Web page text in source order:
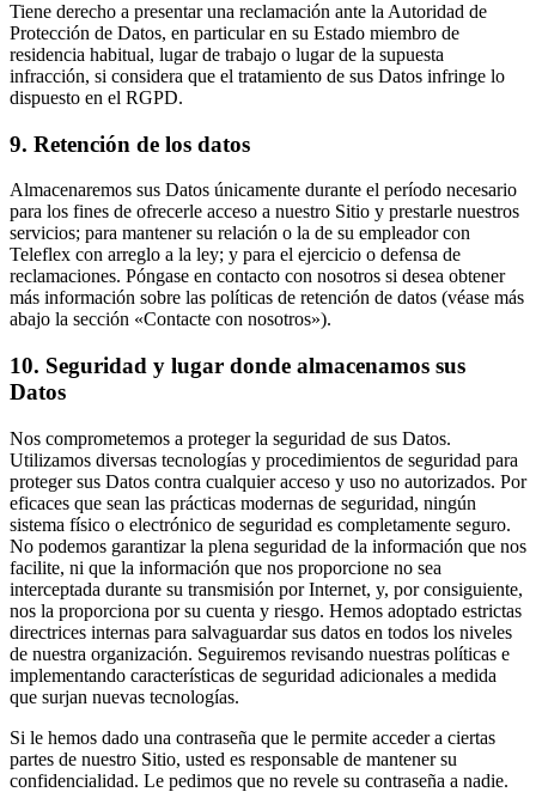
Tiene derecho a presentar una reclamación ante la Autoridad de
Protección de Datos, en particular en su Estado miembro de
residencia habitual, lugar de trabajo o lugar de la supuesta
infracción, si considera que el tratamiento de sus Datos infringe lo
dispuesto en el RGPD.
9. Retención de los datos
Almacenaremos sus Datos únicamente durante el período necesario
para los fines de ofrecerle acceso a nuestro Sitio y prestarle nuestros
servicios; para mantener su relación o la de su empleador con
Teleflex con arreglo a la ley; y para el ejercicio o defensa de
reclamaciones. Póngase en contacto con nosotros si desea obtener
más información sobre las políticas de retención de datos (véase más
abajo la sección «Contacte con nosotros»).
10. Seguridad y lugar donde almacenamos sus
Datos
Nos comprometemos a proteger la seguridad de sus Datos.
Utilizamos diversas tecnologías y procedimientos de seguridad para
proteger sus Datos contra cualquier acceso y uso no autorizados. Por
eficaces que sean las prácticas modernas de seguridad, ningún
sistema físico o electrónico de seguridad es completamente seguro.
No podemos garantizar la plena seguridad de la información que nos
facilite, ni que la información que nos proporcione no sea
interceptada durante su transmisión por Internet, y, por consiguiente,
nos la proporciona por su cuenta y riesgo. Hemos adoptado estrictas
directrices internas para salvaguardar sus datos en todos los niveles
de nuestra organización. Seguiremos revisando nuestras políticas e
implementando características de seguridad adicionales a medida
que surjan nuevas tecnologías.
Si le hemos dado una contraseña que le permite acceder a ciertas
partes de nuestro Sitio, usted es responsable de mantener su
confidencialidad. Le pedimos que no revele su contraseña a nadie.